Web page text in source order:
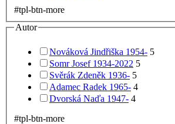
#tpl-btn-more
Autor
Nováková Jindřiška 1954- 5
Somr Josef 1934-2022 5
Svěrák Zdeněk 1936- 5
Adamec Radek 1965- 4
Dvorská Naďa 1947- 4
#tpl-btn-more